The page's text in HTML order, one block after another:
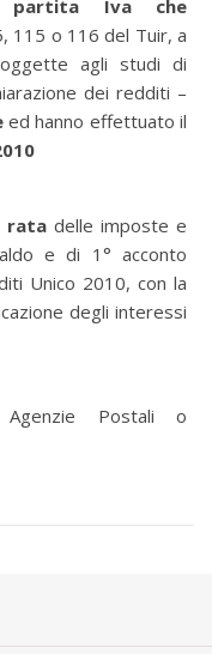
Iva che
115 o 116 del Tuir, a
agli studi di
dei redditi –
ed hanno effettuato il
rata delle imposte e
e di 1° acconto
Unico 2010, con la
degli interessi
Postali o